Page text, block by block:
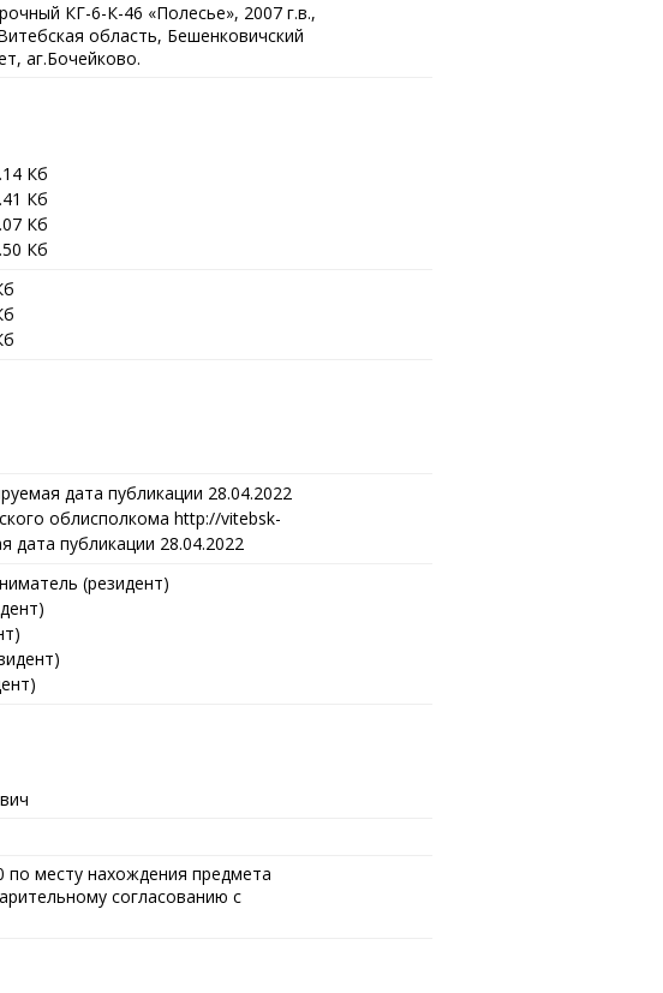
КГ-6-К-46 «Полесье», 2007 г.в.,
область, Бешенковичский
аг.Бочейково.
Кб
Кб
Кб
Кб
дата публикации 28.04.2022
облисполкома http://vitebsk-
дата публикации 28.04.2022
(резидент)
по месту нахождения предмета
согласованию с